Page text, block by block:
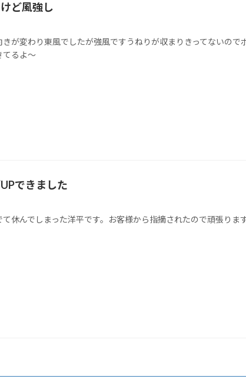
ど風強し
きが変わり東風でしたが強風ですうねりが収まりきってないので
てるよ～
できました
休んでしまった洋平です。お客様から指摘されたので頑張りま